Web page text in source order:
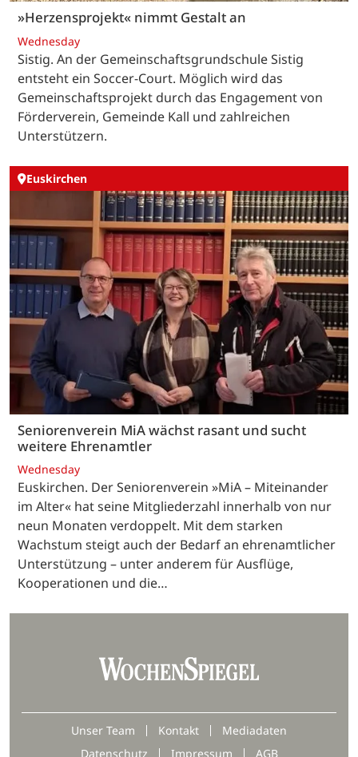
»Herzensprojekt« nimmt Gestalt an
Wednesday
Sistig. An der Gemeinschaftsgrundschule Sistig
entsteht ein Soccer-Court. Möglich wird das
Gemeinschaftsprojekt durch das Engagement von
Förderverein, Gemeinde Kall und zahlreichen
Unterstützern.
Euskirchen
Seniorenverein MiA wächst rasant und sucht
weitere Ehrenamtler
Wednesday
Euskirchen. Der Seniorenverein »MiA – Miteinander
im Alter« hat seine Mitgliederzahl innerhalb von nur
neun Monaten verdoppelt. Mit dem starken
Wachstum steigt auch der Bedarf an ehrenamtlicher
Unterstützung – unter anderem für Ausflüge,
Kooperationen und die…
Unser Team Kontakt
Mediadaten
Datenschutz
Impressum AGB